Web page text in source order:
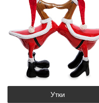
Утки